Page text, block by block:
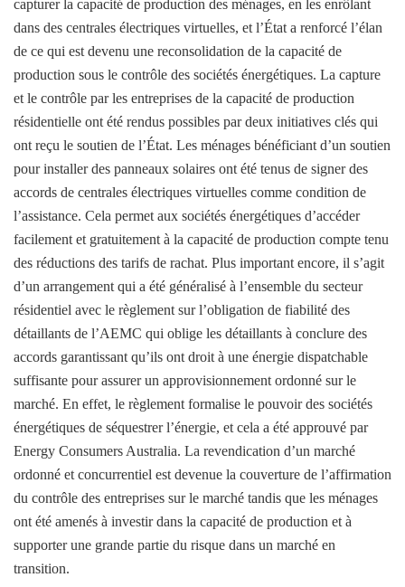
capturer la capacité de production des ménages, en les enrôlant
dans des centrales électriques virtuelles, et l’État a renforcé l’élan
de ce qui est devenu une reconsolidation de la capacité de
production sous le contrôle des sociétés énergétiques. La capture
et le contrôle par les entreprises de la capacité de production
résidentielle ont été rendus possibles par deux initiatives clés qui
ont reçu le soutien de l’État. Les ménages bénéficiant d’un soutien
pour installer des panneaux solaires ont été tenus de signer des
accords de centrales électriques virtuelles comme condition de
l’assistance. Cela permet aux sociétés énergétiques d’accéder
facilement et gratuitement à la capacité de production compte tenu
des réductions des tarifs de rachat. Plus important encore, il s’agit
d’un arrangement qui a été généralisé à l’ensemble du secteur
résidentiel avec le règlement sur l’obligation de fiabilité des
détaillants de l’AEMC qui oblige les détaillants à conclure des
accords garantissant qu’ils ont droit à une énergie dispatchable
suffisante pour assurer un approvisionnement ordonné sur le
marché. En effet, le règlement formalise le pouvoir des sociétés
énergétiques de séquestrer l’énergie, et cela a été approuvé par
Energy Consumers Australia. La revendication d’un marché
ordonné et concurrentiel est devenue la couverture de l’affirmation
du contrôle des entreprises sur le marché tandis que les ménages
ont été amenés à investir dans la capacité de production et à
supporter une grande partie du risque dans un marché en
transition.